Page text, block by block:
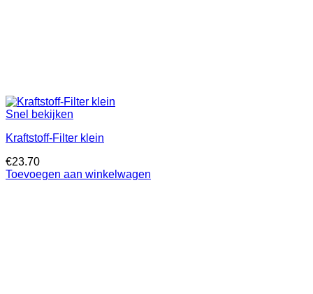
Snel bekijken
Kraftstoff-Filter klein
€23.70
Toevoegen aan winkelwagen